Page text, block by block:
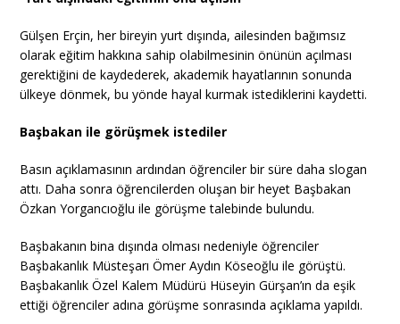
Gülşen Erçin, her bireyin yurt dışında, ailesinden bağımsız
olarak eğitim hakkına sahip olabilmesinin önünün açılması
gerektiğini de kaydederek, akademik hayatlarının sonunda
ülkeye dönmek, bu yönde hayal kurmak istediklerini kaydetti.
Başbakan ile görüşmek istediler
Basın açıklamasının ardından öğrenciler bir süre daha slogan
attı. Daha sonra öğrencilerden oluşan bir heyet Başbakan
Özkan Yorgancıoğlu ile görüşme talebinde bulundu.
Başbakanın bina dışında olması nedeniyle öğrenciler
Başbakanlık Müsteşarı Ömer Aydın Köseoğlu ile görüştü.
Başbakanlık Özel Kalem Müdürü Hüseyin Gürşan’ın da eşik
ettiği öğrenciler adına görüşme sonrasında açıklama yapıldı.